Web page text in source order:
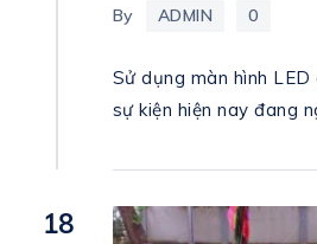
By ADMIN 0
Sử dụng màn hình
sự kiện hiện nay đang
18